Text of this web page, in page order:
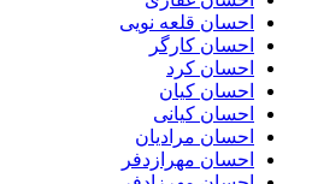
احسان قلعه نویی
احسان کارگر
احسان کرد
احسان کیان
احسان کیانی
احسان مرادیان
احسان مهرازدفر